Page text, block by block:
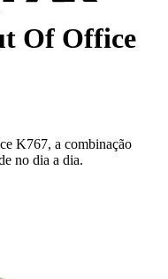
Of Office
K767, a combinação
no dia a dia.